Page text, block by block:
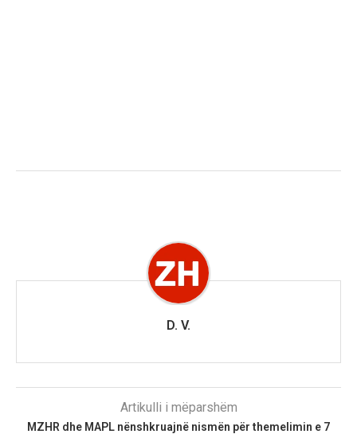
D. V.
Artikulli i mëparshëm
MZHR dhe MAPL nënshkruajnë nismën për themelimin e 7